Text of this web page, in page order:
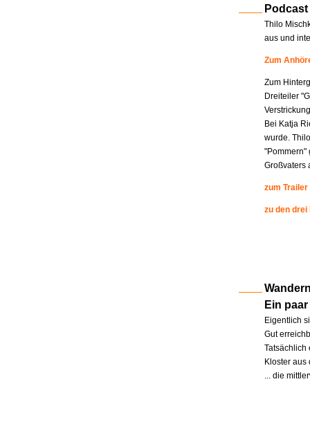
Podcast
Thilo
aus und
Zum
Zum
Dreiteiler
Bei Katja
wurde.
"Pommern"
Großvaters
zum Trailer
zu den
Ein
Eigentlich
Gut
Tatsächlich
Kloster
... die